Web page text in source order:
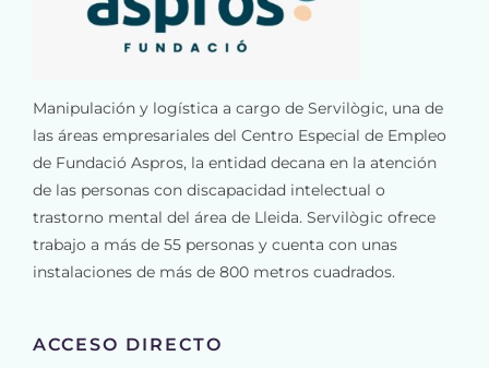
Manipulación y logística a cargo de Servilògic, una de
las áreas empresariales del Centro Especial de Empleo
de Fundació Aspros, la entidad decana en la atención
de las personas con discapacidad intelectual o
trastorno mental del área de Lleida. Servilògic ofrece
trabajo a más de 55 personas y cuenta con unas
instalaciones de más de 800 metros cuadrados.
ACCESO DIRECTO